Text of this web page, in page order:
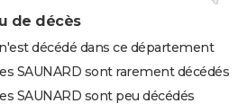
de décès
décédé dans ce département
SAUNARD sont rarement décédés
SAUNARD sont peu décédés